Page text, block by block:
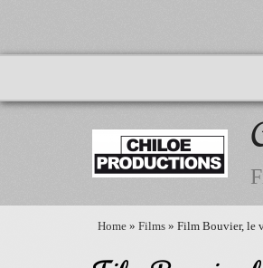
Home » Films » Film Bouvier, le